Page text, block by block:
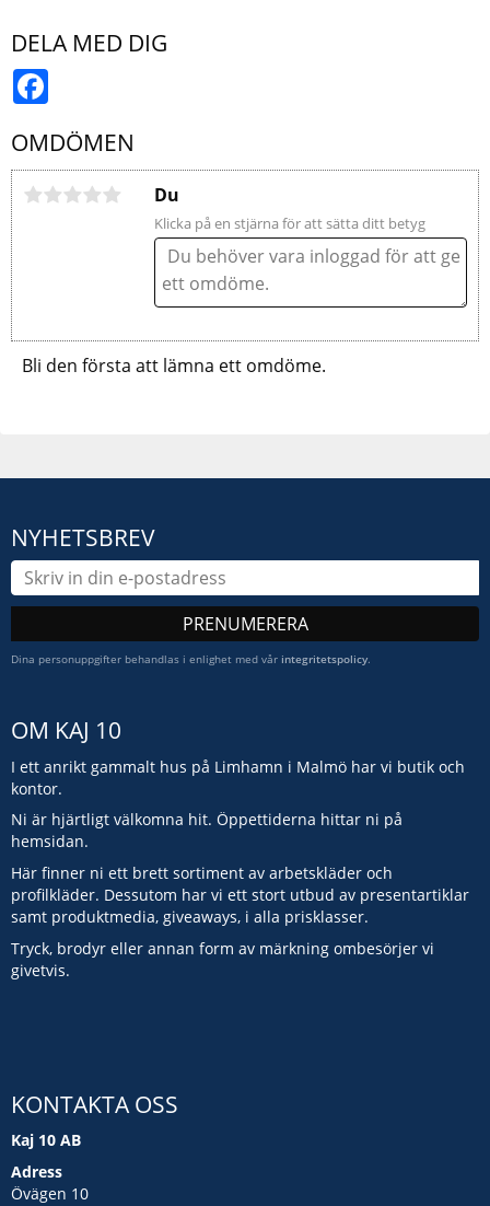
DELA MED DIG
OMDÖMEN
Du
Klicka på en stjärna för att sätta ditt betyg
Bli den första att lämna ett omdöme.
NYHETSBREV
PRENUMERERA
Dina personuppgifter behandlas i enlighet med vår integritetspolicy.
OM KAJ 10
I ett anrikt gammalt hus på Limhamn i Malmö har vi butik och
kontor.
Ni är hjärtligt välkomna hit. Öppettiderna hittar ni på
hemsidan.
Här finner ni ett brett sortiment av arbetskläder och
profilkläder. Dessutom har vi ett stort utbud av presentartiklar
samt produktmedia, giveaways, i alla prisklasser.
Tryck, brodyr eller annan form av märkning ombesörjer vi
givetvis.
KONTAKTA OSS
Kaj 10 AB
Adress
Övägen 10